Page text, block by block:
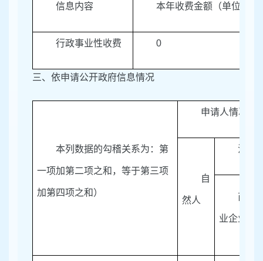
信息内容 本年收费金额（单位：万
行政事业性收费 0
三、依申请公开政府信息情况
本列数据的勾稽关系为：第
一项加第二项之和，等于第三项
加第四项之和）
申请人情况
自
然人
法人
商
业企业